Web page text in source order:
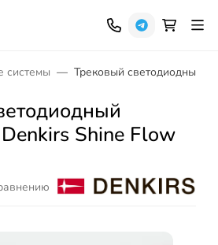
системы Трековый светодиодный
Shine Flow